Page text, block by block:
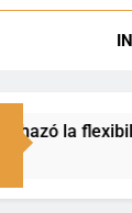
tierras en